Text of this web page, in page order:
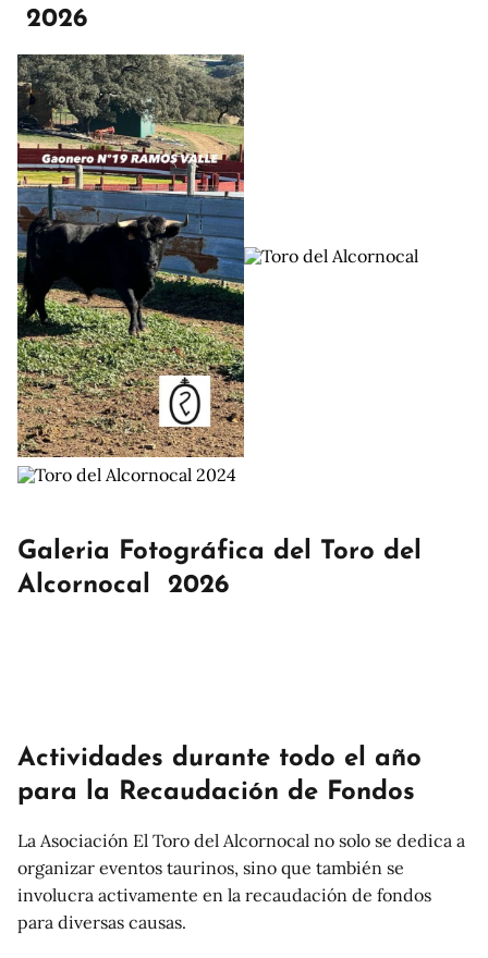
2026
Galeria Fotográfica del Toro del
Alcornocal 2026
Actividades durante todo el año
para la Recaudación de Fondos
La Asociación El Toro del Alcornocal no solo se dedica a
organizar eventos taurinos, sino que también se
involucra activamente en la recaudación de fondos
para diversas causas.